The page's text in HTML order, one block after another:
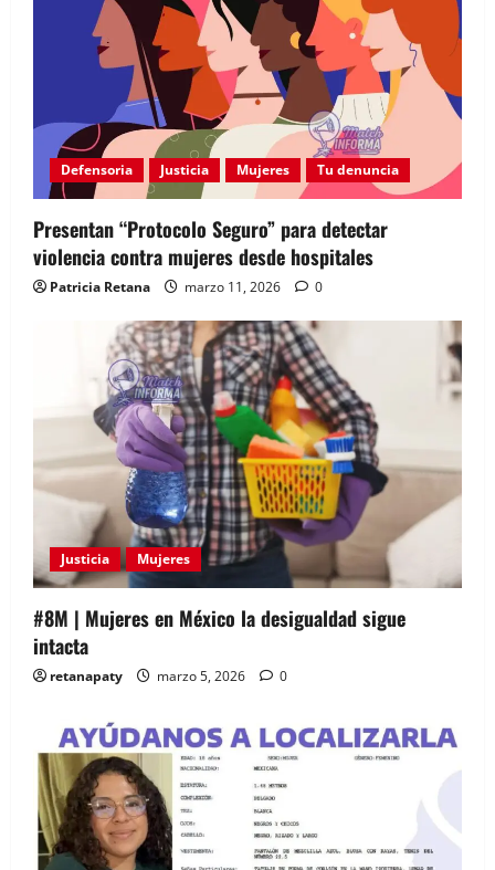
e
n
t
r
a
s
Defensoria Justicia Mujeres Tu denuncia
Presentan “Protocolo Seguro” para detectar
violencia contra mujeres desde hospitales
Patricia Retana marzo 11, 2026 0
Justicia Mujeres
#8M | Mujeres en México la desigualdad sigue
intacta
retanapaty marzo 5, 2026 0